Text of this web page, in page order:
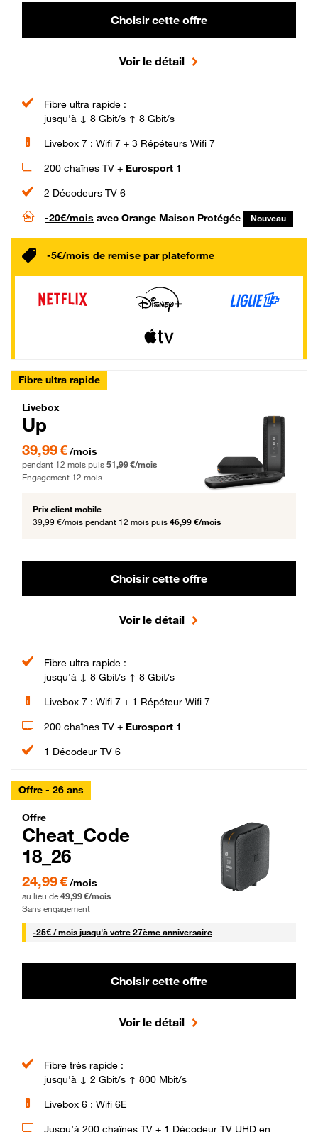
Choisir cette offre
Voir le détail
Fibre ultra rapide :
jusqu'à ↓ 8 Gbit/s ↑ 8 Gbit/s
Livebox 7 : Wifi 7 + 3 Répéteurs Wifi 7
200 chaînes TV + Eurosport 1
2 Décodeurs TV 6
-20€/mois avec Orange Maison Protégée Nouveau
-5€/mois de remise par plateforme
Fibre ultra rapide
Livebox Up Fibre
Livebox
Up
39,99 € par mois pendant 12 mois puis 51,99 € par mois, Engagement 12 mois
39,99 €/mois
pendant 12 mois puis 51,99 €/mois
Engagement 12 mois
Prix client mobile
39,99 €/mois pendant 12 mois puis 46,99 €/mois
Choisir cette offre
Voir le détail
Fibre ultra rapide :
jusqu'à ↓ 8 Gbit/s ↑ 8 Gbit/s
Livebox 7 : Wifi 7 + 1 Répéteur Wifi 7
200 chaînes TV + Eurosport 1
1 Décodeur TV 6
Offre - 26 ans
Cheat_Code Fibre_18_26
Offre
Cheat_Code
18_26
24,99 € par mois pendant 0 mois puis 49,99 € par mois, Sans engagement
24,99 €/mois
au lieu de 49,99 €/mois
Sans engagement
-25€ / mois25 € par mois
jusqu'à votre 27ème anniversaire
Choisir cette offre
Voir le détail
Fibre très rapide :
jusqu'à ↓ 2 Gbit/s ↑ 800 Mbit/s
Livebox 6 : Wifi 6E
Jusqu’à 200 chaînes TV + 1 Décodeur TV UHD en